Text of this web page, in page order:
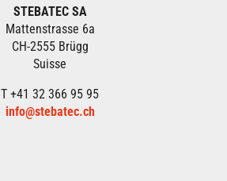
STEBATEC SA
Mattenstrasse 6a
CH-2555 Brügg
Suisse
T +41 32 366 95 95
info@stebatec.ch